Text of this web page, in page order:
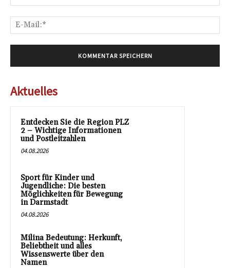
Aktuelles
Entdecken Sie die Region PLZ
2 – Wichtige Informationen
und Postleitzahlen
04.08.2026
Sport für Kinder und
Jugendliche: Die besten
Möglichkeiten für Bewegung
in Darmstadt
04.08.2026
Milina Bedeutung: Herkunft,
Beliebtheit und alles
Wissenswerte über den
Namen